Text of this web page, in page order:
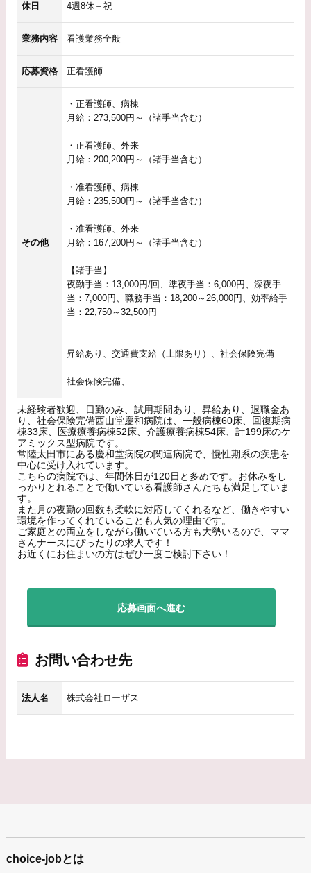
休日 4週8休＋祝
業務内容 看護業務全般
応募資格 正看護師
その他
・正看護師、病棟
月給：273,500円～（諸手当含む）
・正看護師、外来
月給：200,200円～（諸手当含む）
・准看護師、病棟
月給：235,500円～（諸手当含む）
・准看護師、外来
月給：167,200円～（諸手当含む）
【諸手当】
夜勤手当：13,000円/回、準夜手当：6,000円、深夜手
当：7,000円、職務手当：18,200～26,000円、効率給手
当：22,750～32,500円
昇給あり、交通費支給（上限あり）、社会保険完備
社会保険完備、
未経験者歓迎、日勤のみ、試用期間あり、昇給あり、退職金あ
り、社会保険完備西山堂慶和病院は、一般病棟60床、回復期病
棟33床、医療療養病棟52床、介護療養病棟54床、計199床のケ
アミックス型病院です。
常陸太田市にある慶和堂病院の関連病院で、慢性期系の疾患を
中心に受け入れています。
こちらの病院では、年間休日が120日と多めです。お休みをし
っかりとれることで働いている看護師さんたちも満足していま
す。
また月の夜勤の回数も柔軟に対応してくれるなど、働きやすい
環境を作ってくれていることも人気の理由です。
ご家庭との両立をしながら働いている方も大勢いるので、ママ
さんナースにぴったりの求人です！
お近くにお住まいの方はぜひ一度ご検討下さい！
応募画面へ進む
お問い合わせ先
法人名 株式会社ローザス
choice-jobとは